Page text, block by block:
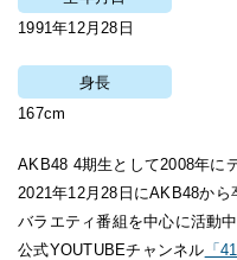
1991年12月28日
身長
167cm
AKB48 4期生として2008年に
2021年12月28日にAKB48から
バラエティ番組を中心に活動中
公式YOUTUBEチャンネル 「